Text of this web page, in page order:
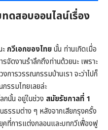
ดสอบออนไลน์เรื่อง
กวีเอกของไทยนั้น ท่านเกิดเมื่อ
จัดงานรำลึกถึงท่านด้วยนะ เพราะ
การวรรณกรรมบ้านเรา จะว่าไปก็
รรมไทยเลยล่ะ
กนั้น อยู่ในช่วง สมัยรัชกาลที่ 1
รรมต่าง ๆ หลังจากเสียกรุงครั้ง
คที่การแต่งกลอนและบทกวีเฟื่องฟู